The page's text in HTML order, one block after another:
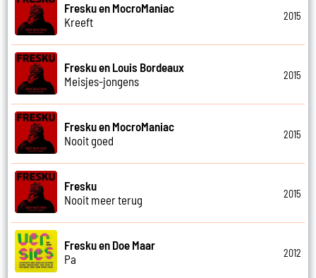
Fresku en MocroManiac
Kreeft
2015
Fresku en Louis Bordeaux
Meisjes-jongens
2015
Fresku en MocroManiac
Nooit goed
2015
Fresku
Nooit meer terug
2015
Fresku en Doe Maar
Pa
2012